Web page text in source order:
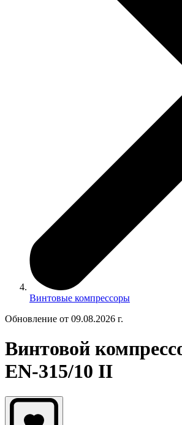
Винтовые компрессоры
Обновление от 09.08.2026 г.
Винтовой
EN-315/10 II